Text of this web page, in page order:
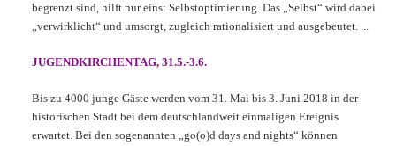
begrenzt sind, hilft nur eins: Selbstoptimierung. Das „Selbst“ wird dabei
„verwirklicht“ und umsorgt, zugleich rationalisiert und ausgebeutet. ...
JUGENDKIRCHENTAG, 31.5.-3.6.
Bis zu 4000 junge Gäste werden vom 31. Mai bis 3. Juni 2018 in der
historischen Stadt bei dem deutschlandweit einmaligen Ereignis
erwartet. Bei den sogenannten „go(o)d days and nights“ können